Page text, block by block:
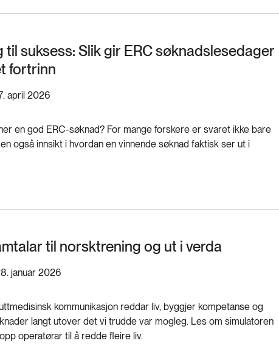
til suksess: Slik gir ERC søknadslesedager
fortrinn
april 2026
en god ERC-søknad? For mange forskere er svaret ikke bare
også innsikt i hvordan en vinnende søknad faktisk ser ut i
til norsktrening og ut i verda
januar 2026
kommunikasjon reddar liv, byggjer kompetanse og
langt utover det vi trudde var mogleg. Les om simulatoren
operatørar til å redde fleire liv.